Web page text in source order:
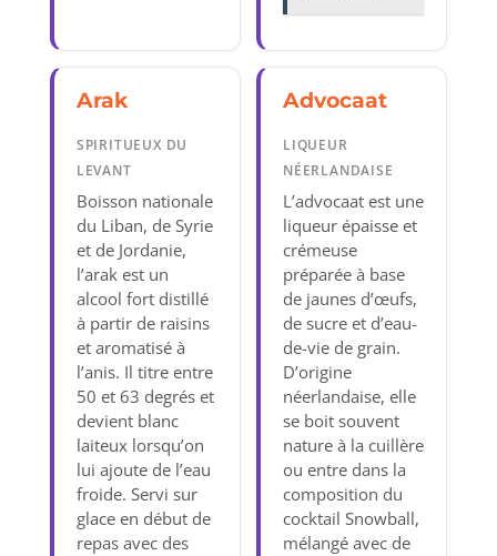
Arak
SPIRITUEUX DU
LEVANT
Boisson nationale
du Liban, de Syrie
et de Jordanie,
l’arak est un
alcool fort distillé
à partir de raisins
et aromatisé à
l’anis. Il titre entre
50 et 63 degrés et
devient blanc
laiteux lorsqu’on
lui ajoute de l’eau
froide. Servi sur
glace en début de
repas avec des
Advocaat
LIQUEUR
NÉERLANDAISE
L’advocaat est une
liqueur épaisse et
crémeuse
préparée à base
de jaunes d’œufs,
de sucre et d’eau-
de-vie de grain.
D’origine
néerlandaise, elle
se boit souvent
nature à la cuillère
ou entre dans la
composition du
cocktail Snowball,
mélangé avec de